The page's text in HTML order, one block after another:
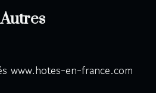
Autres
www.hotes-en-france.com